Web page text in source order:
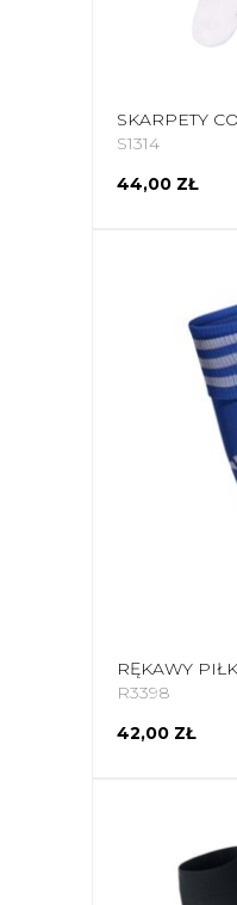
S1314
44,00 ZŁ
R3398
42,00 ZŁ